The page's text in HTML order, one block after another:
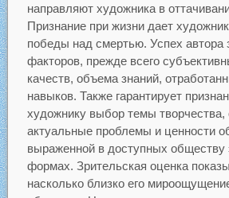
направляют художника в
Признание при жизни дает
победы над смертью. Успех автора
факторов, прежде всего
качеств, объема знаний,
навыков. Также гарантирует
художнику выбор темы
актуальные проблемы и ценности
выраженной в доступных обществу
формах. Зрительская оценка
насколько близко его